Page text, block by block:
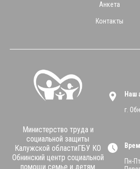
Министерство труда и
социальной защиты
Калужской областиГБУ КО
Обнинский центр социальной
помощи семье и детям
Анкета
Контакты
Наш
г.
Пн-